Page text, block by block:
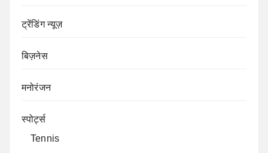
ट्रेंडिंग न्यूज़
बिज़नेस
मनोरंजन
स्पोर्ट्स
Tennis